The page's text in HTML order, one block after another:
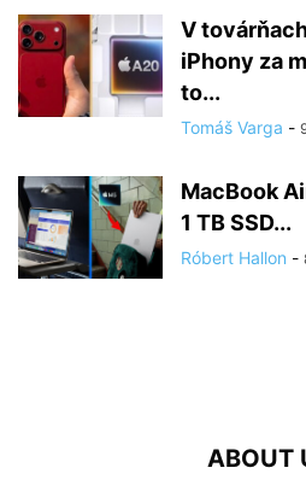
V
iPhony za
to...
Tomáš Varga -
MacBook
1 TB SSD...
Róbert Hallon -
ABOUT